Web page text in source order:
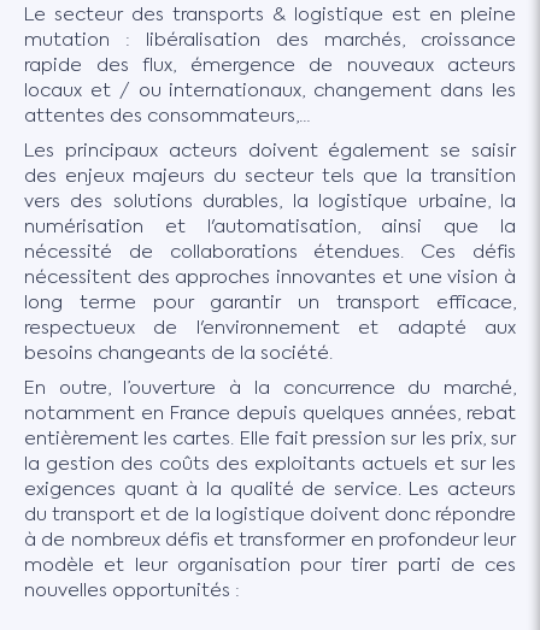
Le secteur des transports & logistique est en pleine
mutation : libéralisation des marchés, croissance
rapide des flux, émergence de nouveaux acteurs
locaux et / ou internationaux, changement dans les
attentes des consommateurs,…
Les principaux acteurs doivent également se saisir
des enjeux majeurs du secteur tels que la transition
vers des solutions durables, la logistique urbaine, la
numérisation et l'automatisation, ainsi que la
nécessité de collaborations étendues. Ces défis
nécessitent des approches innovantes et une vision à
long terme pour garantir un transport efficace,
respectueux de l'environnement et adapté aux
besoins changeants de la société.
En outre, l’ouverture à la concurrence du marché,
notamment en France depuis quelques années, rebat
entièrement les cartes. Elle fait pression sur les prix, sur
la gestion des coûts des exploitants actuels et sur les
exigences quant à la qualité de service. Les acteurs
du transport et de la logistique doivent donc répondre
à de nombreux défis et transformer en profondeur leur
modèle et leur organisation pour tirer parti de ces
nouvelles opportunités :